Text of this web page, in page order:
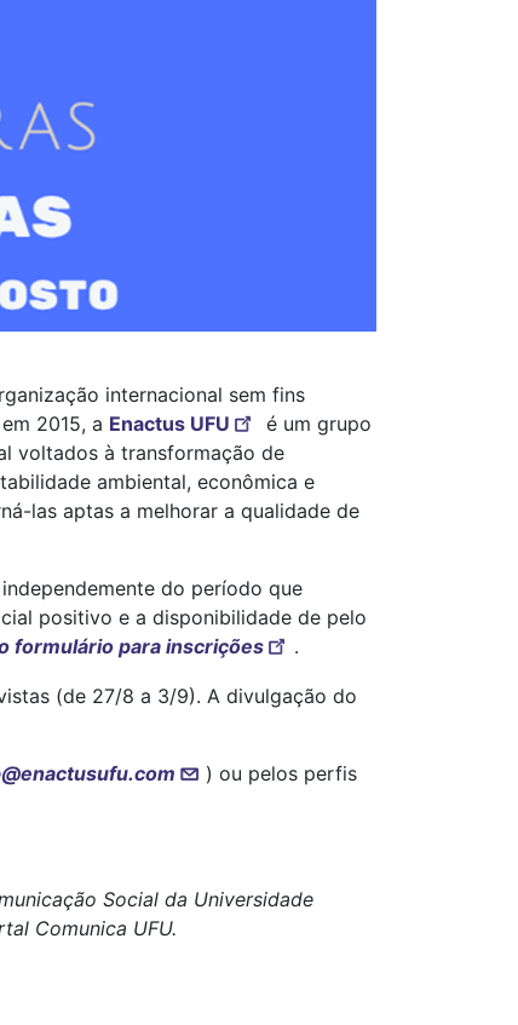
internacional sem fins
2015, a Enactus UFU
é um grupo
voltados à transformação de
ambiental, econômica e
las aptas a melhorar a qualidade de
do período que
positivo e a disponibilidade de pelo
formulário para inscrições .
(de 27/8 a 3/9). A divulgação do
) ou pelos perfis
Social da Universidade
Comunica UFU.